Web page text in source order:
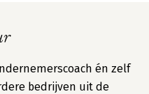
én zelf
bedrijven uit de